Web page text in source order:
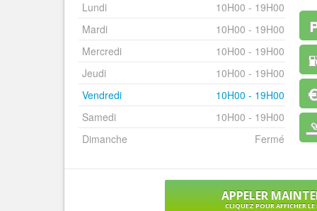
Lundi
10H00 - 19H00
Mardi
10H00 - 19H00
Mercredi
10H00 - 19H00
Jeudi
10H00 - 19H00
Vendredi
10H00 - 19H00
Samedi
10H00 - 19H00
Dimanche
Fermé
APPELER
CLIQUEZ POUR AFFICHER